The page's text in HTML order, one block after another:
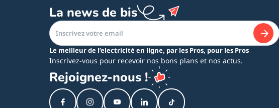
La news de bis
Le meilleur de l’electricité en ligne, par les Pros, pour les Pros
Inscrivez-vous pour recevoir nos bons plans et nos actus.
Rejoignez-nous !